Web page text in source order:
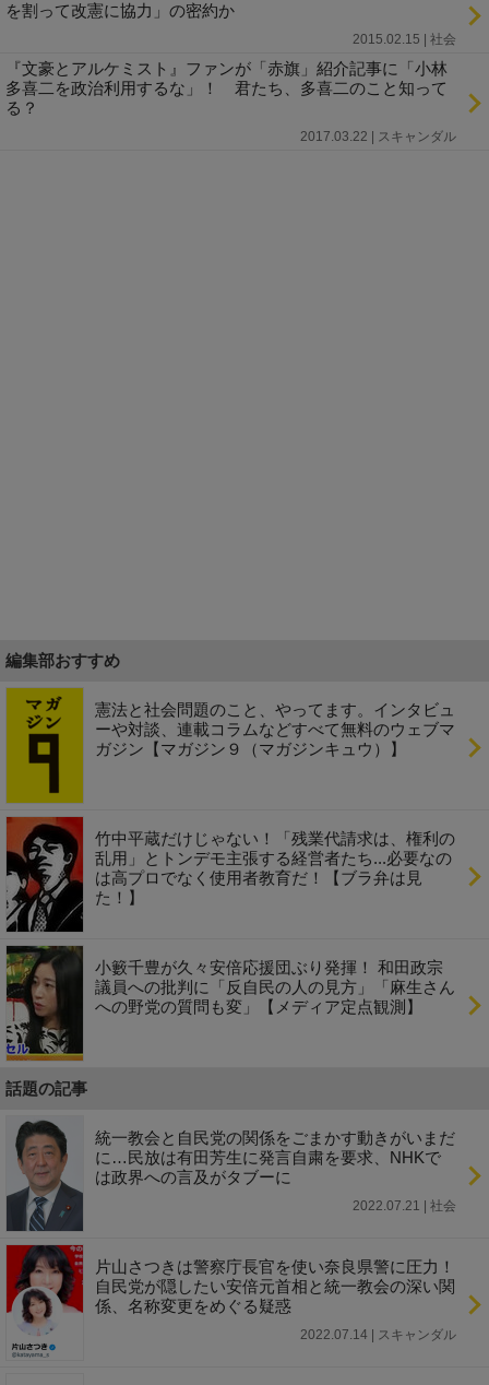
を割って改憲に協力」の密約か
2015.02.15 | 社会
『文豪とアルケミスト』ファンが「赤旗」紹介記事に「小林
多喜二を政治利用するな」！ 君たち、多喜二のこと知って
る？
2017.03.22 | スキャンダル
編集部おすすめ
憲法と社会問題のこと、やってます。インタビュ
ーや対談、連載コラムなどすべて無料のウェブマ
ガジン【マガジン９（マガジンキュウ）】
竹中平蔵だけじゃない！「残業代請求は、権利の
乱用」とトンデモ主張する経営者たち...必要なの
は高プロでなく使用者教育だ！【ブラ弁は見
た！】
小籔千豊が久々安倍応援団ぶり発揮！ 和田政宗
議員への批判に「反自民の人の見方」「麻生さん
への野党の質問も変」【メディア定点観測】
話題の記事
統一教会と自民党の関係をごまかす動きがいまだ
に…民放は有田芳生に発言自粛を要求、NHKで
は政界への言及がタブーに
2022.07.21 | 社会
片山さつきは警察庁長官を使い奈良県警に圧力！
自民党が隠したい安倍元首相と統一教会の深い関
係、名称変更をめぐる疑惑
2022.07.14 | スキャンダル